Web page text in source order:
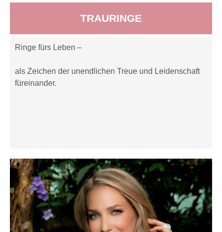
TRAURINGE
Ringe fürs Leben –
als Zeichen der unendlichen Treue und Leidenschaft
füreinander.